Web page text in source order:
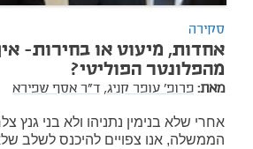
סקירה
אחדות, מיעוט או בחירות-
מהפלונטר הפוליטי?
מאת: פרופ' עופר קניג, ד"ר אסף שפירא
אחרי שלא בנימין נתניהו ולא בני
הממשלה, אנו צפויים להיכנס לשלב